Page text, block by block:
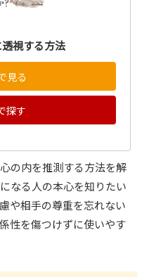
視する方法
見る
探す
の内を推測する方法を解
なる人の本心を知りたい
や相手の尊重を忘れない
性を傷つけずに使いやす